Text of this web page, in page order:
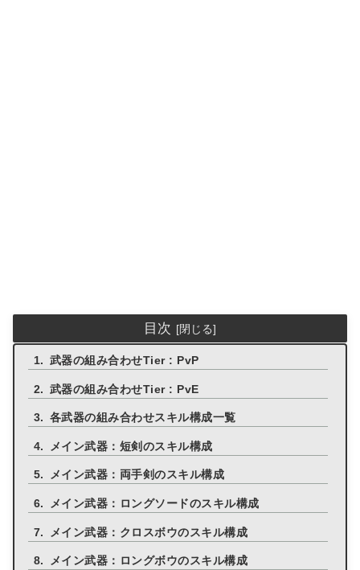
目次
武器の組み合わせTier : PvP
武器の組み合わせTier : PvE
各武器の組み合わせスキル構成一覧
メイン武器：短剣のスキル構成
メイン武器：両手剣のスキル構成
メイン武器：ロングソードのスキル構成
メイン武器：クロスボウのスキル構成
メイン武器：ロングボウのスキル構成